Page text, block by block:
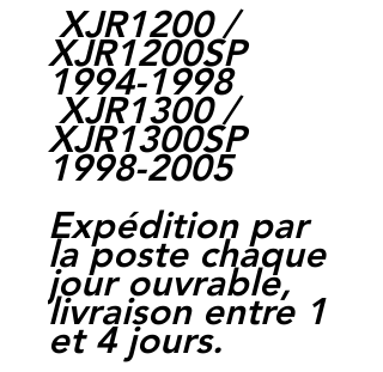
XJR1200 /
XJR1200SP
1994-1998
XJR1300 /
XJR1300SP
1998-2005
Expédition par
la poste chaque
jour ouvrable,
livraison entre 1
et 4 jours.